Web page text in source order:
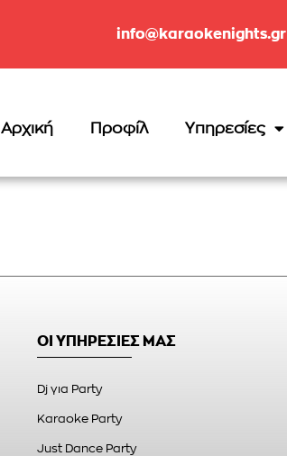
info@karaokenights.gr
Αρχική Προφίλ Υπηρεσίες
ΟΙ ΥΠΗΡΕΣΙΕΣ ΜΑΣ
Dj για Party
Karaoke Party
Just Dance Party